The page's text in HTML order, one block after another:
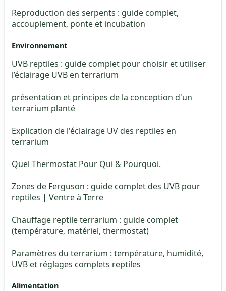
Reproduction des serpents : guide complet,
accouplement, ponte et incubation
Environnement
UVB reptiles : guide complet pour choisir et utiliser
l’éclairage UVB en terrarium
présentation et principes de la conception d'un
terrarium planté
Explication de l'éclairage UV des reptiles en
terrarium
Quel Thermostat Pour Qui & Pourquoi.
Zones de Ferguson : guide complet des UVB pour
reptiles | Ventre à Terre
Chauffage reptile terrarium : guide complet
(température, matériel, thermostat)
Paramètres du terrarium : température, humidité,
UVB et réglages complets reptiles
Alimentation